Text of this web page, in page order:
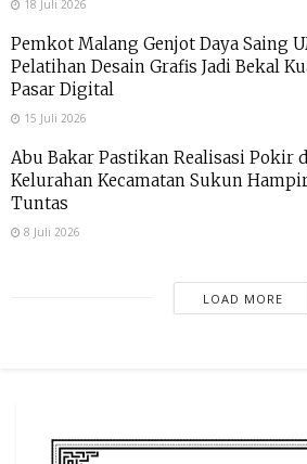
18 Juli 2026
Pemkot Malang Genjot Daya Saing
Pelatihan Desain Grafis Jadi Bekal
Pasar Digital
15 Juli 2026
Abu Bakar Pastikan Realisasi Pokir
Kelurahan Kecamatan Sukun
Tuntas
8 Juli 2026
LOAD MORE